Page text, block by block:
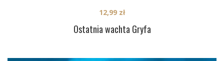
Ostatnia wachta Gryfa
12,99 zł